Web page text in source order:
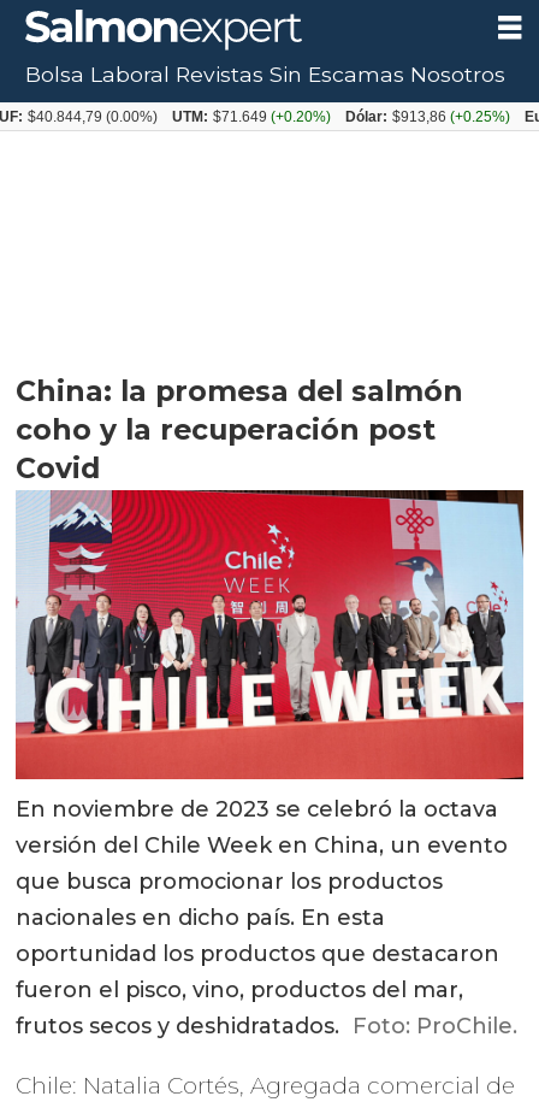
China: la promesa del salmón
coho y la recuperación post
Covid
En noviembre de 2023 se celebró la octava
versión del Chile Week en China, un evento
que busca promocionar los productos
nacionales en dicho país. En esta
oportunidad los productos que destacaron
fueron el pisco, vino, productos del mar,
frutos secos y deshidratados. Foto: ProChile.
Chile: Natalia Cortés, Agregada comercial de
Bolsa Laboral Revistas Sin Escamas Nosotros
(0.00%) UTM: $71.649(+0.20%) Dólar: $913,86(+0.25%) Euro: